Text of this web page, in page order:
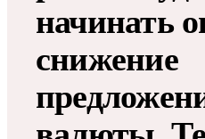
начинать
снижение